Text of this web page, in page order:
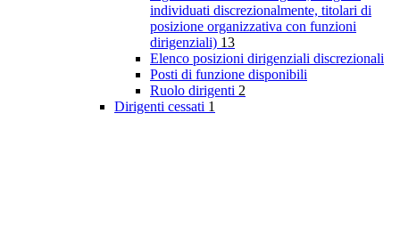
individuati discrezionalmente, titolari di
posizione organizzativa con funzioni
dirigenziali) 13
Elenco posizioni dirigenziali discrezionali
Posti di funzione disponibili
Ruolo dirigenti 2
Dirigenti cessati 1